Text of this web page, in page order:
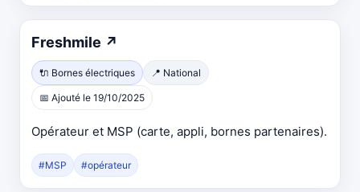
Freshmile ↗
🔌 Bornes électriques 📍 National
📅 Ajouté le 19/10/2025
Opérateur et MSP (carte, appli, bornes partenaires).
#MSP #opérateur